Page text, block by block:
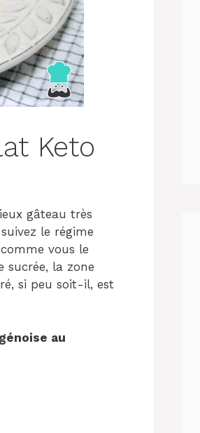
Keto
gâteau très
le régime
vous le
sucrée, la zone
si peu soit-il, est
au